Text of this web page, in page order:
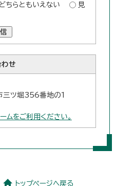
どちらともいえない
見
わせ
ツ堀356番地の1
ムをご利用ください。
トップページへ戻る